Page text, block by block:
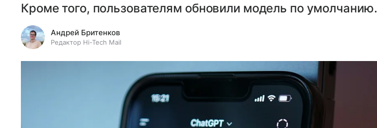
Кроме того, пользователям обновили модель по умолчанию.
Андрей Бритенков
Редактор Hi-Tech Mail